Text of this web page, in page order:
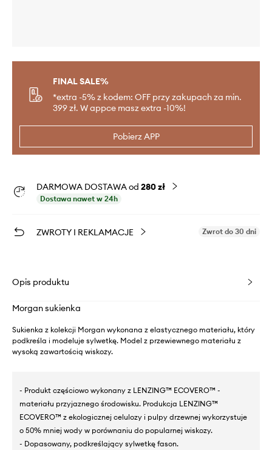
FINAL SALE%
*extra -5% z kodem: OFF przy zakupach za min.
399 zł. W appce masz extra -10%!
Pobierz APP
DARMOWA DOSTAWA od 280 zł
Dostawa nawet w 24h
ZWROTY I REKLAMACJE Zwrot do 30 dni
Opis produktu
Morgan sukienka
Sukienka z kolekcji Morgan wykonana z elastycznego materiału, który
podkreśla i modeluje sylwetkę. Model z przewiewnego materiału z
wysoką zawartością wiskozy.
- Produkt częściowo wykonany z LENZING™ ECOVERO™ -
materiału przyjaznego środowisku. Produkcja LENZING™
ECOVERO™ z ekologicznej celulozy i pulpy drzewnej wykorzystuje
o 50% mniej wody w porównaniu do popularnej wiskozy.
- Dopasowany, podkreślający sylwetkę fason.